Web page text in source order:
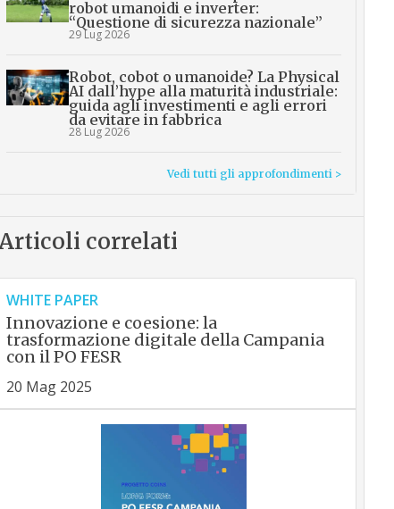
robot umanoidi e inverter:
“Questione di sicurezza nazionale”
29 Lug 2026
Robot, cobot o umanoide? La Physical
AI dall’hype alla maturità industriale:
guida agli investimenti e agli errori
da evitare in fabbrica
28 Lug 2026
Vedi tutti gli approfondimenti >
correlati
WHITE PAPER
Innovazione e coesione: la
trasformazione digitale della Campania
con il PO FESR
20 Mag 2025